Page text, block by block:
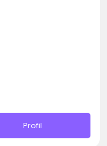
Profil